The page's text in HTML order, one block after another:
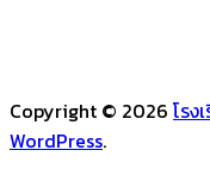
Copyright © 2026 โร
WordPress.